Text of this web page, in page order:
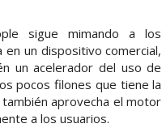
sigue mimando a los
un dispositivo comercial,
un acelerador del uso de
pocos filones que tiene la
aprovecha el motor
a los usuarios.